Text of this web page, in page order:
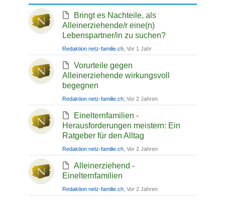
Bringt es Nachteile, als
Alleinerziehende/r eine(n)
Lebenspartner/in zu suchen?
Redaktion netz-familie.ch, Vor 1 Jahr
Vorurteile gegen
Alleinerziehende wirkungsvoll
begegnen
Redaktion netz-familie.ch, Vor 2 Jahren
Einelternfamilien -
Herausforderungen meistern: Ein
Ratgeber für den Alltag
Redaktion netz-familie.ch, Vor 2 Jahren
Alleinerziehend -
Einelternfamilien
Redaktion netz-familie.ch, Vor 2 Jahren